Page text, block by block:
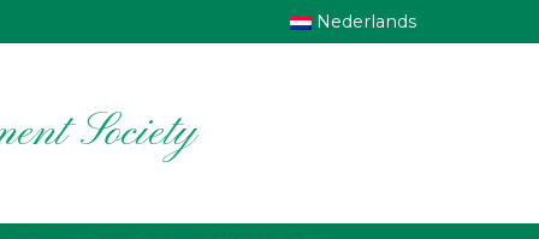
Nederlands
Society